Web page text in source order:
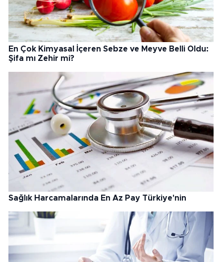
En Çok Kimyasal İçeren Sebze ve Meyve Belli Oldu:
Şifa mı Zehir mi?
Sağlık Harcamalarında En Az Pay Türkiye'nin